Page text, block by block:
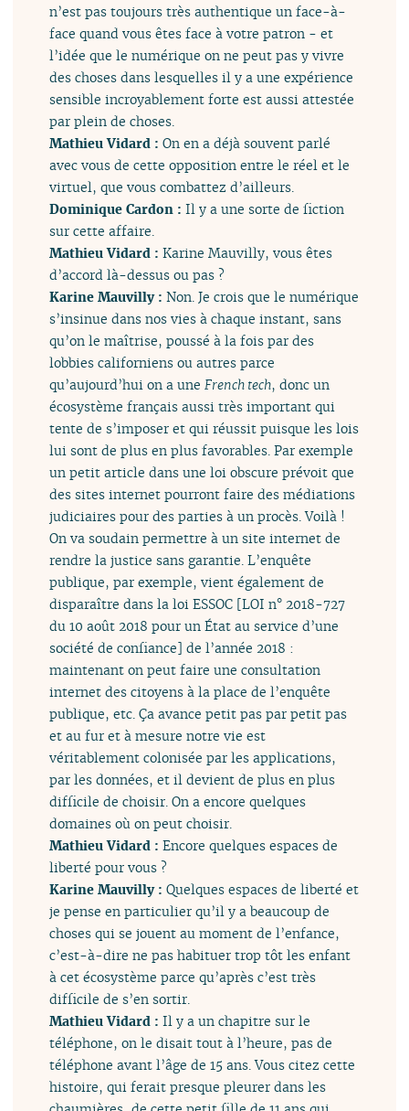
n’est pas toujours très authentique un face-à-
face quand vous êtes face à votre patron - et
l’idée que le numérique on ne peut pas y vivre
des choses dans lesquelles il y a une expérience
sensible incroyablement forte est aussi attestée
par plein de choses.
Mathieu Vidard :On en a déjà souvent parlé
avec vous de cette opposition entre le réel et le
virtuel, que vous combattez d’ailleurs.
Dominique Cardon :Il y a une sorte de fiction
sur cette affaire.
Mathieu Vidard :Karine Mauvilly, vous êtes
d’accord là-dessus ou pas ?
Karine Mauvilly :Non. Je crois que le numérique
s’insinue dans nos vies à chaque instant, sans
qu’on le maîtrise, poussé à la fois par des
lobbies californiens ou autres parce
qu’aujourd’hui on a uneFrench tech, donc un
écosystème français aussi très important qui
tente de s’imposer et qui réussit puisque les lois
lui sont de plus en plus favorables. Par exemple
un petit article dans une loi obscure prévoit que
des sites internet pourront faire des médiations
judiciaires pour des parties à un procès. Voilà !
On va soudain permettre à un site internet de
rendre la justice sans garantie. L’enquête
publique, par exemple, vient également de
disparaître dans la loi ESSOC [LOI n° 2018-727
du 10 août 2018 pour un État au service d’une
société de confiance] de l’année 2018 :
maintenant on peut faire une consultation
internet des citoyens à la place de l’enquête
publique, etc. Ça avance petit pas par petit pas
et au fur et à mesure notre vie est
véritablement colonisée par les applications,
par les données, et il devient de plus en plus
difficile de choisir. On a encore quelques
domaines où on peut choisir.
Mathieu Vidard :Encore quelques espaces de
liberté pour vous ?
Karine Mauvilly :Quelques espaces de liberté et
je pense en particulier qu’il y a beaucoup de
choses qui se jouent au moment de l’enfance,
c’est-à-dire ne pas habituer trop tôt les enfant
à cet écosystème parce qu’après c’est très
difficile de s’en sortir.
Mathieu Vidard :Il y a un chapitre sur le
téléphone, on le disait tout à l’heure, pas de
téléphone avant l’âge de 15 ans. Vous citez cette
histoire, qui ferait presque pleurer dans les